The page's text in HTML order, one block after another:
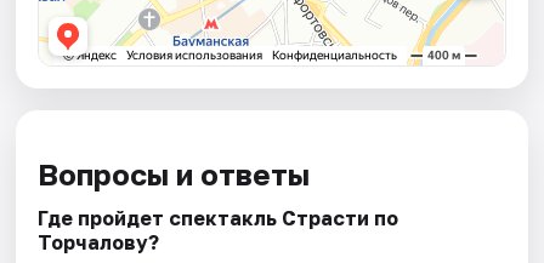
Вопросы и ответы
Где пройдет спектакль Страсти по
Торчалову?